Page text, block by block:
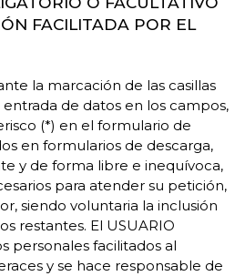
FACILITADA POR EL
la marcación de las casillas
de datos en los campos,
(*) en el formulario de
en formularios de descarga,
y de forma libre e inequívoca,
para atender su petición,
siendo voluntaria la inclusión
restantes. El USUARIO
personales facilitados al
y se hace responsable de